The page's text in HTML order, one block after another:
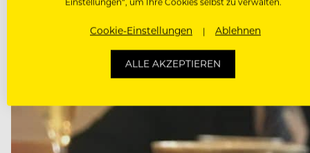
Cookie-Einstellungen Ablehnen
ALLE AKZEPTIEREN